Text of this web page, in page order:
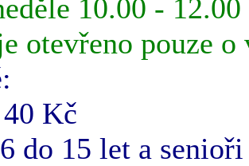
10.00 -
otevřeno pouze o
Kč
do 15 let a